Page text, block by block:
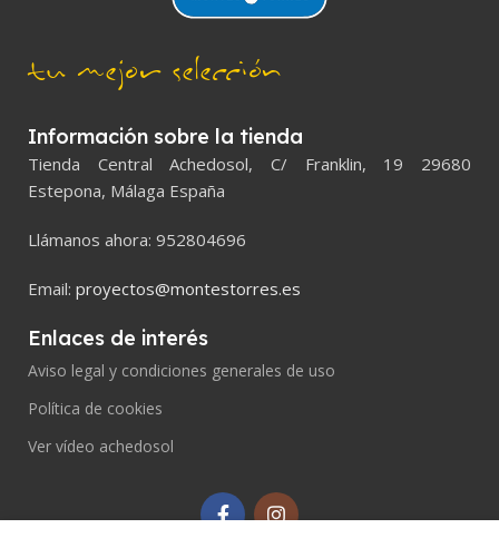
tu mejor selección
Información sobre la tienda
Tienda Central Achedosol, C/ Franklin, 19 29680
Estepona, Málaga España
Llámanos ahora: 952804696
Email: proyectos@montestorres.es
Enlaces de interés
Aviso legal y condiciones generales de uso
Política de cookies
Ver vídeo achedosol